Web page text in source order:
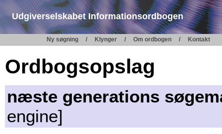
Udgiverselskabet Informationsordbogen
Ny søgning Klynger Om ordbogen Kontakt
Ordbogsopslag
næste generations
engine]